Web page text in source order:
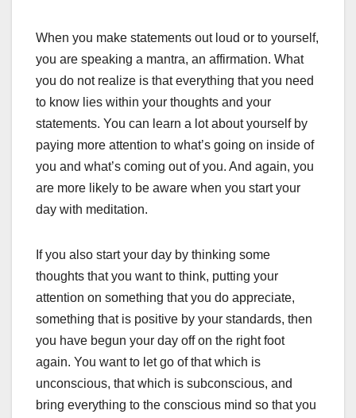
When you make statements out loud or to yourself,
you are speaking a mantra, an affirmation. What
you do not realize is that everything that you need
to know lies within your thoughts and your
statements. You can learn a lot about yourself by
paying more attention to what’s going on inside of
you and what’s coming out of you. And again, you
are more likely to be aware when you start your
day with meditation.
If you also start your day by thinking some
thoughts that you want to think, putting your
attention on something that you do appreciate,
something that is positive by your standards, then
you have begun your day off on the right foot
again. You want to let go of that which is
unconscious, that which is subconscious, and
bring everything to the conscious mind so that you